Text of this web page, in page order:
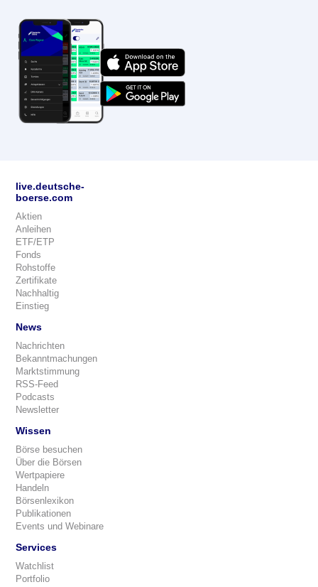
live.deutsche-
boerse.com
Aktien
Anleihen
ETF/ETP
Fonds
Rohstoffe
Zertifikate
Nachhaltig
Einstieg
News
Nachrichten
Bekanntmachungen
Marktstimmung
RSS-Feed
Podcasts
Newsletter
Wissen
Börse besuchen
Über die Börsen
Wertpapiere
Handeln
Börsenlexikon
Publikationen
Events und Webinare
Services
Watchlist
Portfolio